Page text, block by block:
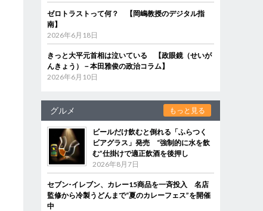
ゼロトラストって何？ 【岡嶋教授のデジタル指
南】
2026年6月18日
きっと大平元首相は泣いている 【政眼鏡（せいが
んきょう）－本田雅俊の政治コラム】
2026年6月10日
グルメ もっと見る
ビールだけ飲むと倒れる「ふらつく
ビアグラス」発売 “強制的に水を飲
む”仕掛けで適正飲酒を後押し
2026年8月7日
セブン‐イレブン、カレー15商品を一斉投入 名店
監修から冷製うどんまで“夏のカレーフェス”を開催
中